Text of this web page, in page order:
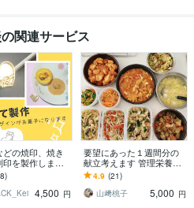
関連サービス
どの焼印、焼き
印を製作します
子をもっと華
せんか？
4,500 円
要望にあった１週間分の
献立考えます 管理栄養士
がフルオーダーメイドの
献立作成します
4.9 (21)
山﨑桃子
5,000 円